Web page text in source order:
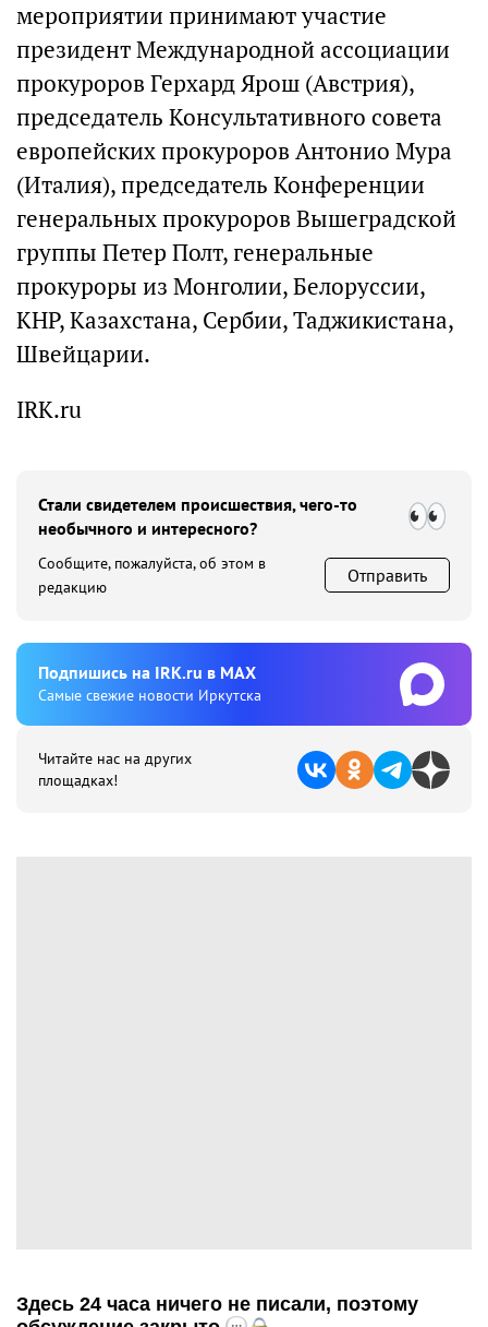
мероприятии принимают участие
президент Международной ассоциации
прокуроров Герхард Ярош (Австрия),
председатель Консультативного совета
европейских прокуроров Антонио Мура
(Италия), председатель Конференции
генеральных прокуроров Вышеградской
группы Петер Полт, генеральные
прокуроры из Монголии, Белоруссии,
КНР, Казахстана, Сербии, Таджикистана,
Швейцарии.
IRK.ru
Стали свидетелем происшествия, чего-то
необычного и интересного?
Сообщите, пожалуйста, об этом в
редакцию
Отправить
Подпишиcь на IRK.ru в MAX
Cамые свежие новости Иркутска
Читайте нас на других
площадках!
Здесь 24 часа ничего не писали, поэтому